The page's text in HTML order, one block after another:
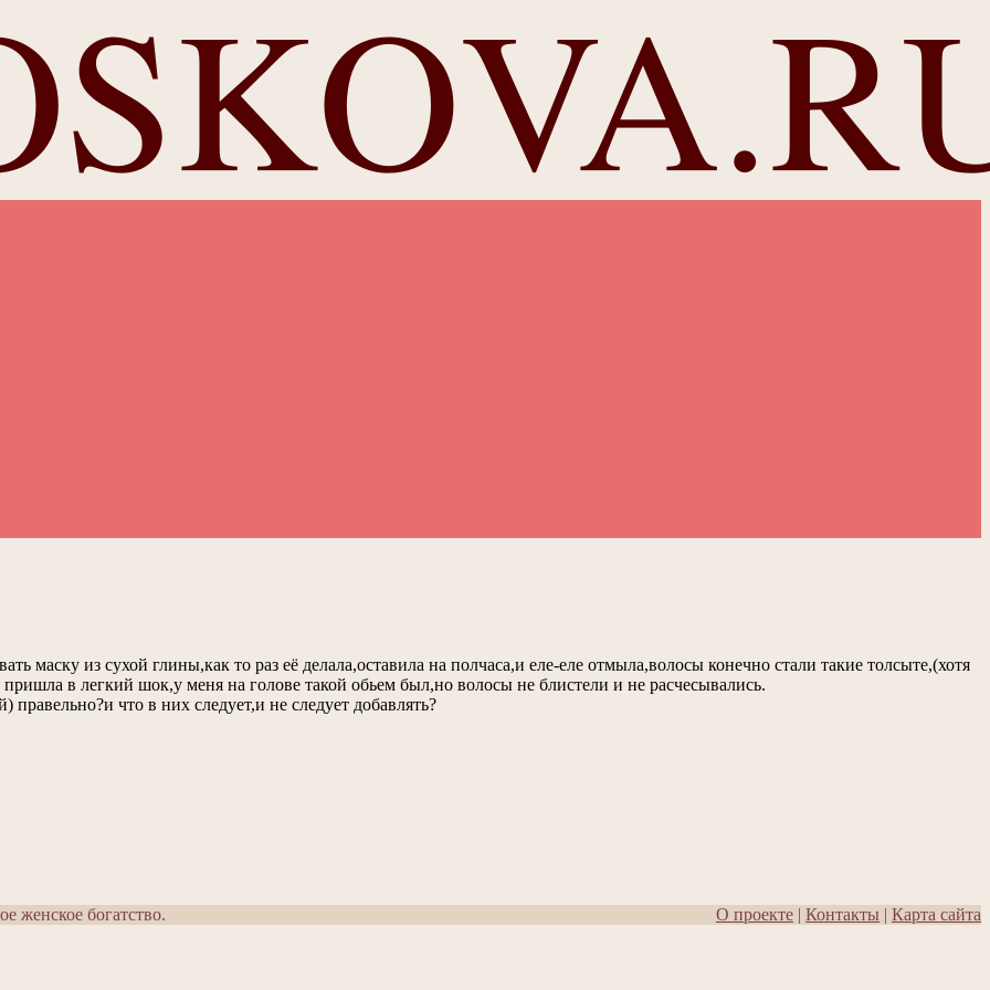
маску из сухой глины,как то раз её делала,оставила на полчаса,и еле-еле отмыла,волосы конечно стали такие толсыте,(хотя
в легкий шок,у меня на голове такой обьем был,но волосы не блистели и не расчесывались.
что в них следует,и не следует добавлять?
женское богатство.
О проекте Контакты Карта сайта